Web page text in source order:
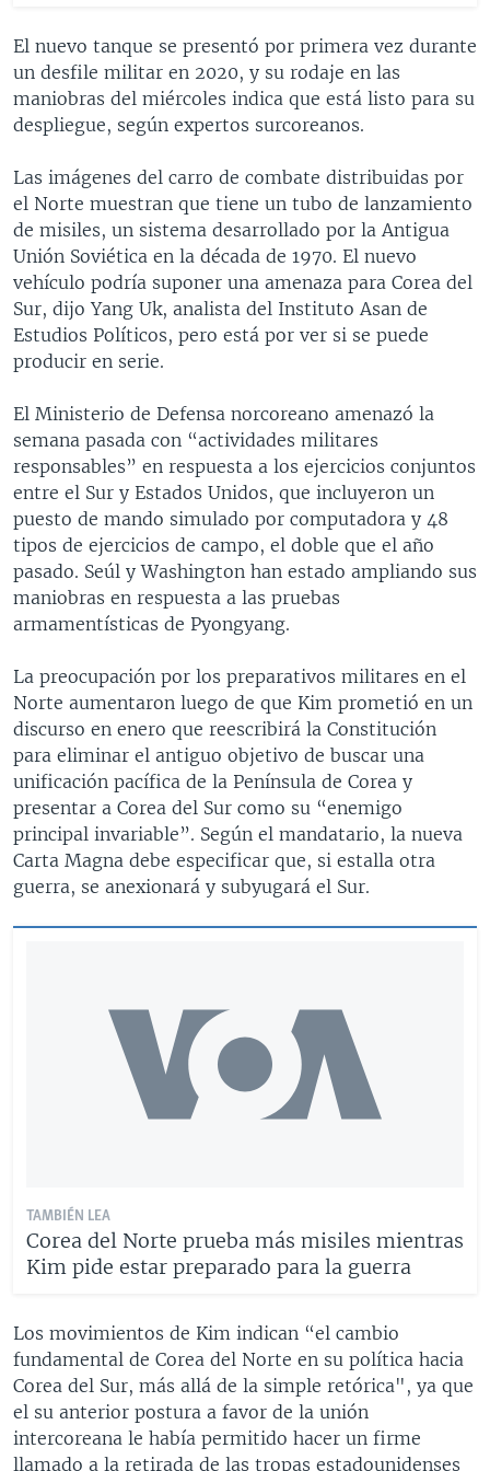
El nuevo tanque se presentó por primera vez durante
un desfile militar en 2020, y su rodaje en las
maniobras del miércoles indica que está listo para su
despliegue, según expertos surcoreanos.
Las imágenes del carro de combate distribuidas por
el Norte muestran que tiene un tubo de lanzamiento
de misiles, un sistema desarrollado por la Antigua
Unión Soviética en la década de 1970. El nuevo
vehículo podría suponer una amenaza para Corea del
Sur, dijo Yang Uk, analista del Instituto Asan de
Estudios Políticos, pero está por ver si se puede
producir en serie.
El Ministerio de Defensa norcoreano amenazó la
semana pasada con “actividades militares
responsables” en respuesta a los ejercicios conjuntos
entre el Sur y Estados Unidos, que incluyeron un
puesto de mando simulado por computadora y 48
tipos de ejercicios de campo, el doble que el año
pasado. Seúl y Washington han estado ampliando sus
maniobras en respuesta a las pruebas
armamentísticas de Pyongyang.
La preocupación por los preparativos militares en el
Norte aumentaron luego de que Kim prometió en un
discurso en enero que reescribirá la Constitución
para eliminar el antiguo objetivo de buscar una
unificación pacífica de la Península de Corea y
presentar a Corea del Sur como su “enemigo
principal invariable”. Según el mandatario, la nueva
Carta Magna debe especificar que, si estalla otra
guerra, se anexionará y subyugará el Sur.
TAMBIÉN LEA
Corea del Norte prueba más misiles mientras
Kim pide estar preparado para la guerra
Los movimientos de Kim indican “el cambio
fundamental de Corea del Norte en su política hacia
Corea del Sur, más allá de la simple retórica", ya que
el su anterior postura a favor de la unión
intercoreana le había permitido hacer un firme
llamado a la retirada de las tropas estadounidenses